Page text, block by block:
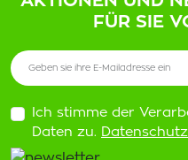
FÜR SIE
Ich stimme der
Daten zu.